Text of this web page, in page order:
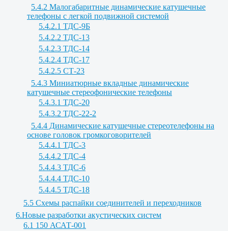
5.4.2 Малогабаритные динамические катушечные
телефоны с легкой подвижной системой
5.4.2.1 ТДС-9Б
5.4.2.2 ТДС-13
5.4.2.3 ТДС-14
5.4.2.4 ТДС-17
5.4.2.5 СТ-23
5.4.3 Миниатюрные вкладные динамические
катушечные стереофонические телефоны
5.4.3.1 ТДС-20
5.4.3.2 ТДС-22-2
5.4.4 Динамические катушечные стереотелефоны на
основе головок громкоговорителей
5.4.4.1 ТДС-3
5.4.4.2 ТДС-4
5.4.4.3 ТДС-6
5.4.4.4 ТДС-10
5.4.4.5 ТДС-18
5.5 Схемы распайки соединителей и переходников
6.Новые разработки акустических систем
6.1 150 АСАТ-001